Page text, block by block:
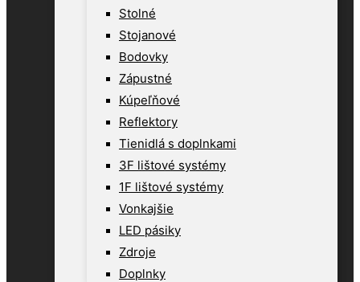
Stolné
Stojanové
Bodovky
Zápustné
Kúpeľňové
Reflektory
Tienidlá s doplnkami
3F lištové systémy
1F lištové systémy
Vonkajšie
LED pásiky
Zdroje
Doplnky